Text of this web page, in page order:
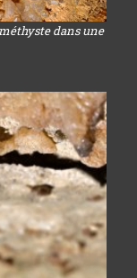
dans une